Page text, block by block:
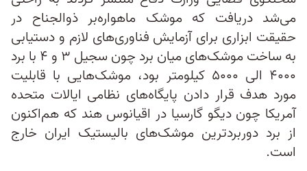
می‌شد دریافت که موشک ماهواره‌بر ذوالجناح در
حقیقت ابزاری برای آزمایش فناوری‌های لازم و دستیابی
به ساخت موشک‌های میان برد چون سجیل ۳ و ۴ با برد
۴۰۰۰ الی ۵۰۰۰ کیلومتر بود، موشک‌هایی با قابلیت
مورد هدف قرار دادن پایگاه‌های نظامی ایالات متحده
آمریکا چون دیگو گارسیا در اقیانوس هند که هم‌اکنون
از برد دوربردترین موشک‌های بالیستیک ایران خارج
است.